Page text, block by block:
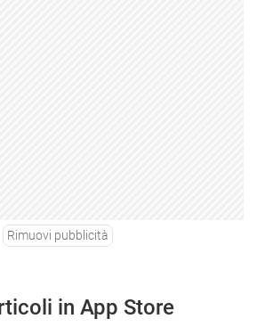
Rimuovi pubblicità
in App Store